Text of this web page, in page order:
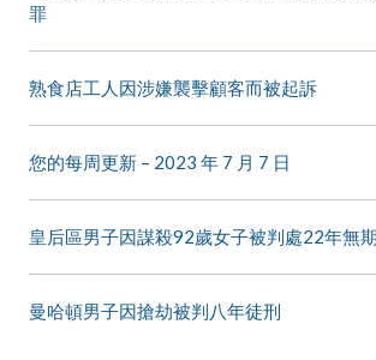
罪
熟食店工人因涉嫌襲擊顧客而被起訴
您的每周更新 – 2023 年 7 月 7 日
皇后區男子因謀殺92歲女子被判處22年無
曼哈頓男子因搶劫被判八年徒刑